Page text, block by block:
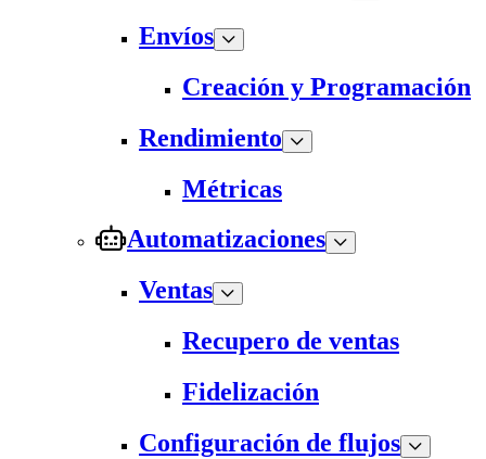
Envíos
Creación y Programación
Rendimiento
Métricas
Automatizaciones
Ventas
Recupero de ventas
Fidelización
Configuración de flujos